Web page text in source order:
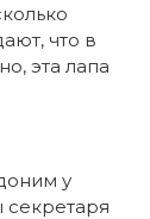
что в
эта лапа
у
секретаря